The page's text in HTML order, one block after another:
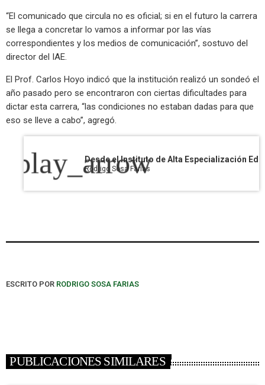
“El comunicado que circula no es oficial; si en el futuro la carrera
se llega a concretar lo vamos a informar por las vías
correspondientes y los medios de comunicación”, sostuvo del
director del IAE.
El Prof. Carlos Hoyo indicó que la institución realizó un sondeó el
año pasado pero se encontraron con ciertas dificultades para
dictar esta carrera, “las condiciones no estaban dadas para que
eso se lleve a cabo”, agregó.
play_arrow
Rodrigo Sosa Farias
ESCRITO POR RODRIGO SOSA FARIAS
PUBLICACIONES SIMILARES